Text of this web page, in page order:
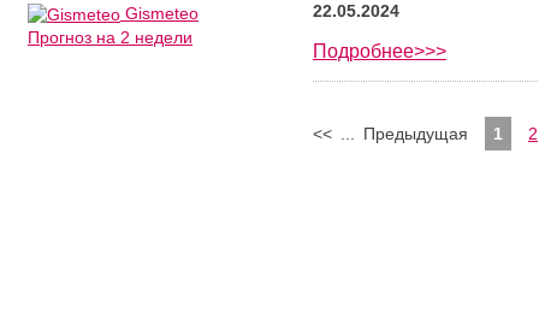
22.05.2024
Подробнее>>>
<< Предыдущая 1 2
Gismeteo
Прогноз на 2 недели